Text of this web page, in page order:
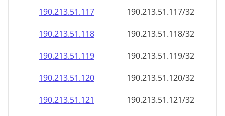
190.213.51.117
190.213.51.117/32
190.213.51.118
190.213.51.118/32
190.213.51.119
190.213.51.119/32
190.213.51.120
190.213.51.120/32
190.213.51.121
190.213.51.121/32